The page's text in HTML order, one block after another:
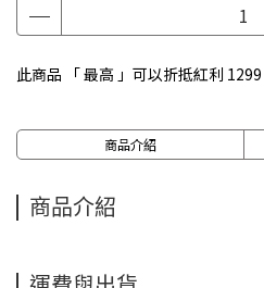
此商品 「 最高 」可以折抵紅利 1299
商品介紹
商品介紹